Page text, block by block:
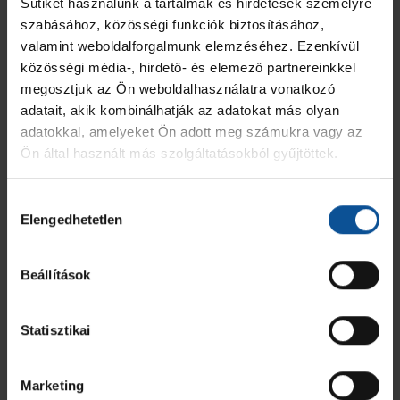
szabásához, közösségi funkciók biztosításához,
valamint weboldalforgalmunk elemzéséhez. Ezenkívül
közösségi média-, hirdető- és elemező partnereinkkel
megosztjuk az Ön weboldalhasználatra vonatkozó
adatait, akik kombinálhatják az adatokat más olyan
adatokkal, amelyeket Ön adott meg számukra vagy az
Ön által használt más szolgáltatásokból gyűjtöttek.
kiválasztása
Elengedhetetlen
Beállítások
Statisztikai
Marketing